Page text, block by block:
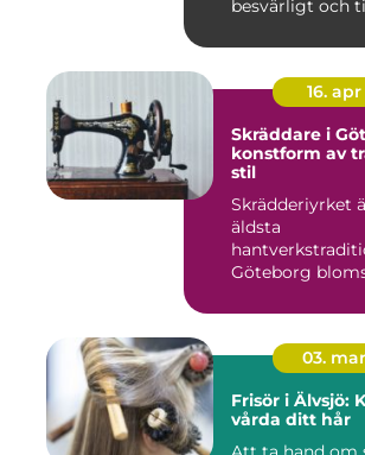
besvärligt och
16. apr
Skräddare i
konstform av
stil
Skrädderiyrket
äldsta
Göteborg
03. mar
Frisör i Älvsjö:
vårda ditt hår